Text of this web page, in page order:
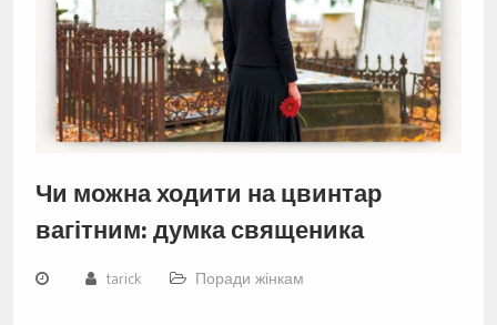
Чи можна ходити на цвинтар
вагітним: думка священика
tarick Поради жінкам